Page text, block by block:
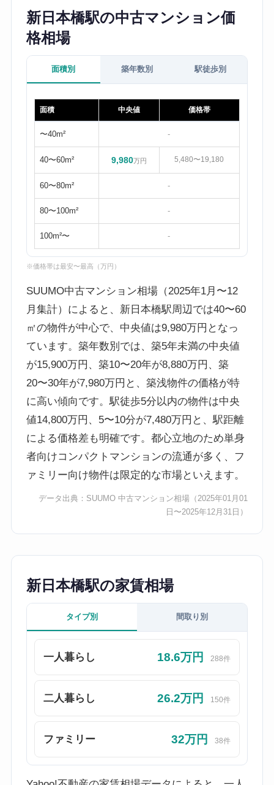
新日本橋駅の中古マンション価
格相場
面積別 築年数別 駅徒歩別
面積 中央値 価格帯
〜40m² -
40〜60m² 9,980万円 5,480〜19,180
60〜80m² -
80〜100m² -
100m²〜 -
※価格帯は最安〜最高（万円）
SUUMO中古マンション相場（2025年1月〜12
月集計）によると、新日本橋駅周辺では40〜60
㎡の物件が中心で、中央値は9,980万円となっ
ています。築年数別では、築5年未満の中央値
が15,900万円、築10〜20年が8,880万円、築
20〜30年が7,980万円と、築浅物件の価格が特
に高い傾向です。駅徒歩5分以内の物件は中央
値14,800万円、5〜10分が7,480万円と、駅距離
による価格差も明確です。都心立地のため単身
者向けコンパクトマンションの流通が多く、フ
ァミリー向け物件は限定的な市場といえます。
データ出典： SUUMO 中古マンション相場 （2025年01月01
日〜2025年12月31日）
新日本橋駅の家賃相場
タイプ別 間取り別
一人暮らし 18.6万円 288件
二人暮らし 26.2万円 150件
ファミリー 32万円 38件